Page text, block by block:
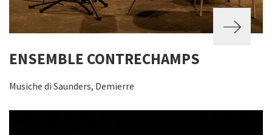
ENSEMBLE CONTRECHAMPS
Musiche di Saunders, Demierre